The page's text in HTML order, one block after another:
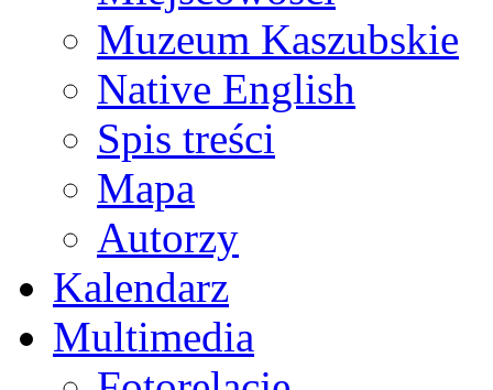
Muzeum Kaszubskie
Native English
Spis treści
Mapa
Autorzy
Kalendarz
Multimedia